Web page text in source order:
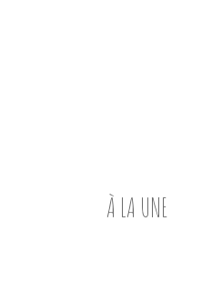
À LA UNE